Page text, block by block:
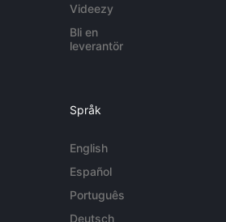
Videezy
Bli en
leverantör
Språk
English
Español
Português
Deutsch